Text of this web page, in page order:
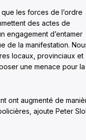
les forces de l’ordre
des actes de
engagement d’entamer
de la manifestation.
locaux, provinciaux et
une menace pour la
ont augmenté de
ajoute Peter